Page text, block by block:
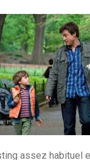
assez habituel